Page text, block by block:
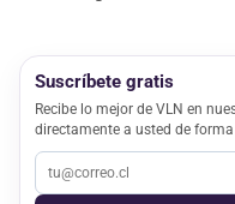
Suscríbete gratis
Recibe lo mejor de VLN en
directamente a usted de